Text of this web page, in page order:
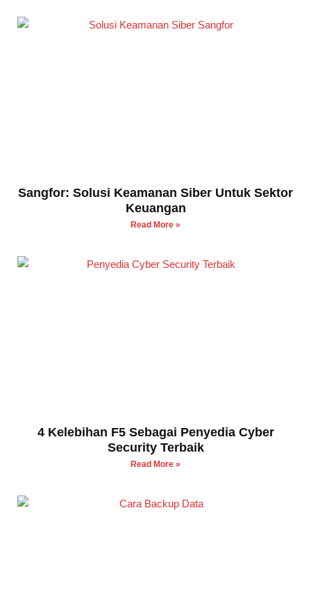
Sangfor: Solusi Keamanan Siber Untuk Sektor
Keuangan
Read More »
4 Kelebihan F5 Sebagai Penyedia Cyber
Security Terbaik
Read More »